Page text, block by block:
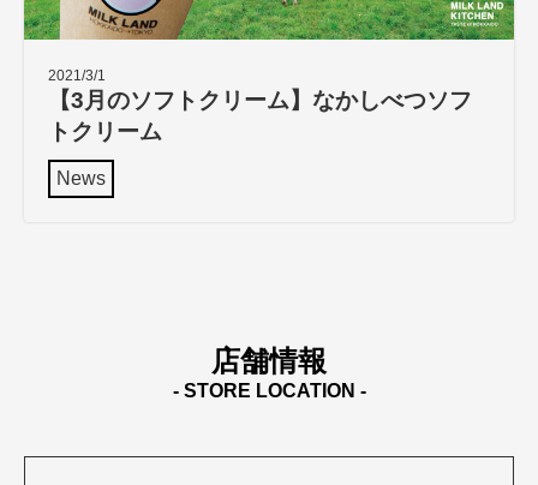
2021/3/1
【3月のソフトクリーム】なかしべつソフ
トクリーム
News
店舗情報
- STORE LOCATION -